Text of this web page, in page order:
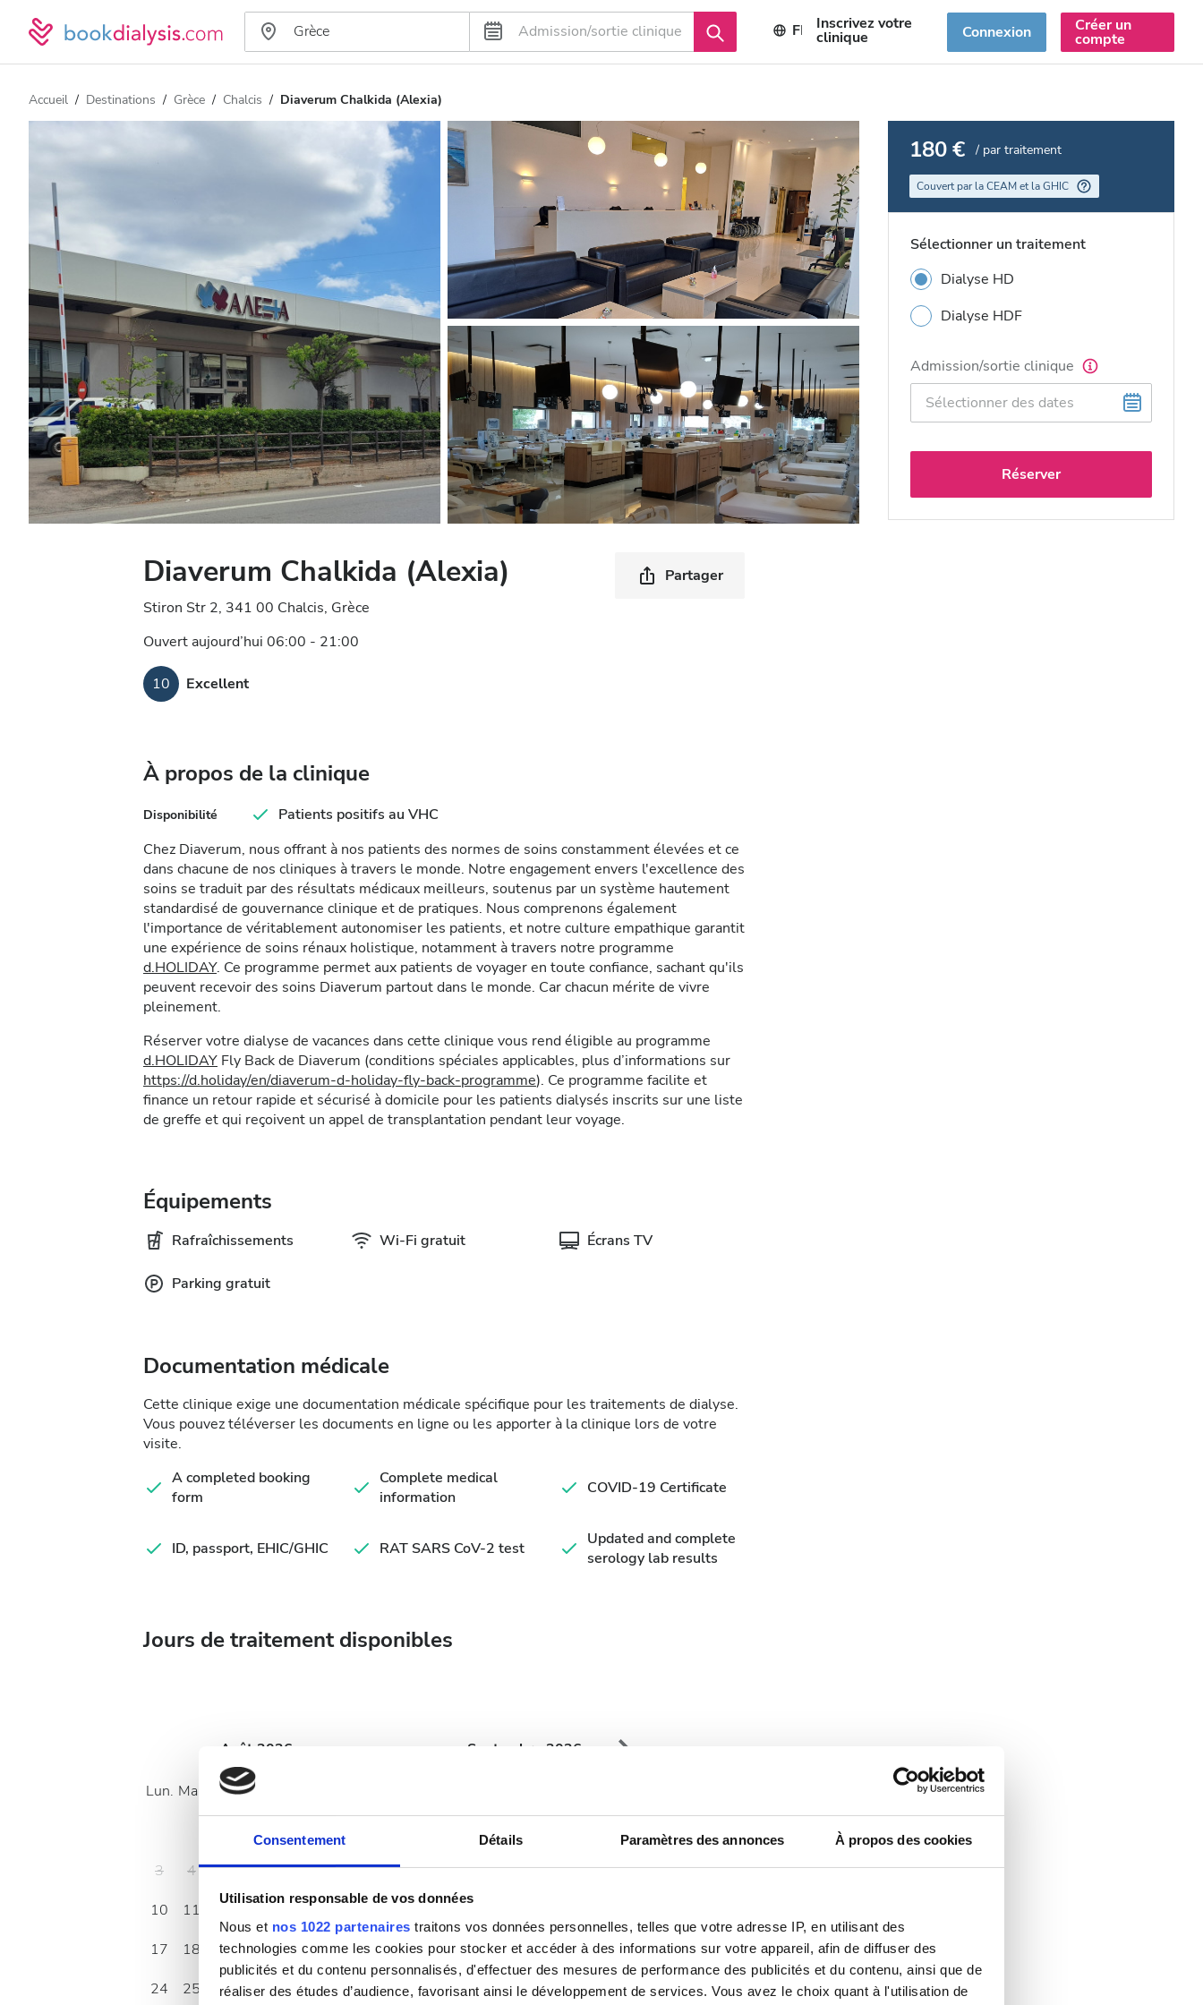
Consentement Détails Paramètres des annonces À propos des cookies
Utilisation responsable de vos données
Nous et nos 1022 partenaires traitons vos données personnelles, telles que votre adresse IP, en utilisant des
technologies comme les cookies pour stocker et accéder à des informations sur votre appareil, afin de diffuser des
publicités et du contenu personnalisés, d'effectuer des mesures de performance des publicités et du contenu, ainsi que de
réaliser des études d’audience, favorisant ainsi le développement de services. Vous avez le choix quant à l'utilisation de
FR Inscrivez votre
clinique Connexion Créer un
compte
Accueil Destinations Grèce Chalcis Diaverum Chalkida (Alexia)
Diaverum Chalkida (Alexia)
Stiron Str 2, 341 00 Chalcis, Grèce
Ouvert aujourd’hui 06:00 - 21:00
10 Excellent
Partager
À propos de la clinique
Disponibilité
Patients positifs au VHC
Chez Diaverum, nous offrant à nos patients des normes de soins constamment élevées et ce
dans chacune de nos cliniques à travers le monde. Notre engagement envers l'excellence des
soins se traduit par des résultats médicaux meilleurs, soutenus par un système hautement
standardisé de gouvernance clinique et de pratiques. Nous comprenons également
l'importance de véritablement autonomiser les patients, et notre culture empathique garantit
une expérience de soins rénaux holistique, notamment à travers notre programme
d.HOLIDAY. Ce programme permet aux patients de voyager en toute confiance, sachant qu'ils
peuvent recevoir des soins Diaverum partout dans le monde. Car chacun mérite de vivre
pleinement.
Réserver votre dialyse de vacances dans cette clinique vous rend éligible au programme
d.HOLIDAY Fly Back de Diaverum (conditions spéciales applicables, plus d’informations sur
https://d.holiday/en/diaverum-d-holiday-fly-back-programme). Ce programme facilite et
finance un retour rapide et sécurisé à domicile pour les patients dialysés inscrits sur une liste
de greffe et qui reçoivent un appel de transplantation pendant leur voyage.
Équipements
Rafraîchissements Wi-Fi gratuit Écrans TV
Parking gratuit
Documentation médicale
Cette clinique exige une documentation médicale spécifique pour les traitements de dialyse.
Vous pouvez téléverser les documents en ligne ou les apporter à la clinique lors de votre
visite.
A completed booking
form
Complete medical
information
COVID-19 Certificate
ID, passport, EHIC/GHIC RAT SARS CoV-2 test
Updated and complete
serology lab results
Jours de traitement disponibles
Août 2026
Lun. Mar. Mer. Jeu.
3
4 5 6 7 8
9
10
11 15
17
18 19 20 21 22
23
24
25 26 27 28 29
30
Septembre 2026
2
6
7
8 9 10 11 12
13
21
22 23 24 25 26
27
28
29 30
180 € / par traitement
Couvert par la CEAM et la GHIC
Sélectionner un traitement
Dialyse HD
Dialyse HDF
Admission/sortie clinique
Réserver